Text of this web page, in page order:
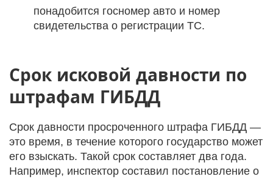
понадобится госномер авто и номер
свидетельства о регистрации ТС.
Срок исковой давности по
штрафам ГИБДД
Срок давности просроченного штрафа ГИБДД —
это время, в течение которого государство может
его взыскать. Такой срок составляет два года.
Например, инспектор составил постановление о